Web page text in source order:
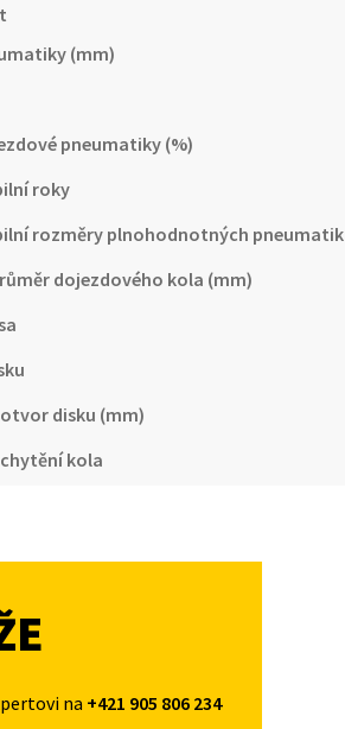
(mm)
pneumatiky (%)
roky
rozměry plnohodnotných pneumatik
dojezdového kola (mm)
disku (mm)
kola
na +421 905 806 234